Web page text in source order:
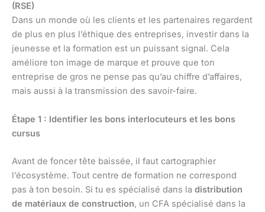
(RSE)
Dans un monde où les clients et les partenaires regardent
de plus en plus l’éthique des entreprises, investir dans la
jeunesse et la formation est un puissant signal. Cela
améliore ton image de marque et prouve que ton
entreprise de gros ne pense pas qu’au chiffre d’affaires,
mais aussi à la transmission des savoir-faire.
Étape 1 : Identifier les bons interlocuteurs et les bons
cursus
Avant de foncer tête baissée, il faut cartographier
l’écosystème. Tout centre de formation ne correspond
pas à ton besoin. Si tu es spécialisé dans la distribution
de matériaux de construction, un CFA spécialisé dans la